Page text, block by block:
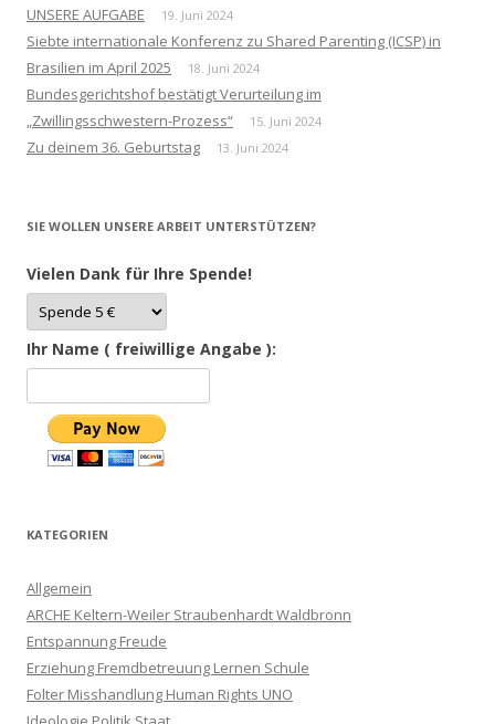
UNSERE AUFGABE 19. Juni 2024
Siebte internationale Konferenz zu Shared Parenting (ICSP) in
Brasilien im April 2025
18. Juni 2024
Bundesgerichtshof bestätigt Verurteilung im
„Zwillingsschwestern-Prozess“
15. Juni 2024
Zu deinem 36. Geburtstag 13. Juni 2024
SIE WOLLEN UNSERE ARBEIT UNTERSTÜTZEN?
Vielen Dank für Ihre Spende!
Ihr Name ( freiwillige Angabe ):
KATEGORIEN
Allgemein
ARCHE Keltern-Weiler Straubenhardt Waldbronn
Entspannung Freude
Erziehung Fremdbetreuung Lernen Schule
Folter Misshandlung Human Rights UNO